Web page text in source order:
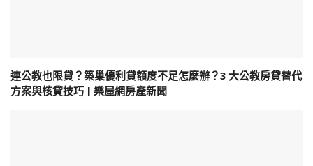
連公教也限貸？築巢優利貸額度不足怎麼辦？3 大公教房貸替代
方案與核貸技巧 | 樂屋網房產新聞